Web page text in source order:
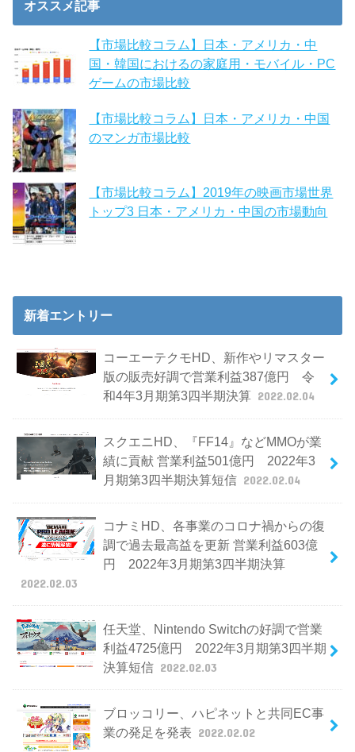
オススメ記事
【市場比較コラム】日本・アメリカ・中
国・韓国におけるの家庭用・モバイル・PC
ゲームの市場比較
【市場比較コラム】日本・アメリカ・中国
のマンガ市場比較
【市場比較コラム】2019年の映画市場世界
トップ3 日本・アメリカ・中国の市場動向
新着エントリー
コーエーテクモHD、新作やリマスター
版の販売好調で営業利益387億円 令
和4年3月期第3四半期決算 2022.02.04
スクエニHD、『FF14』などMMOが業
績に貢献 営業利益501億円 2022年3
月期第3四半期決算短信 2022.02.04
コナミHD、各事業のコロナ禍からの復
調で過去最高益を更新 営業利益603億
円 2022年3月期第3四半期決算
2022.02.03
任天堂、Nintendo Switchの好調で営業
利益4725億円 2022年3月期第3四半期
決算短信 2022.02.03
ブロッコリー、ハピネットと共同EC事
業の発足を発表 2022.02.02